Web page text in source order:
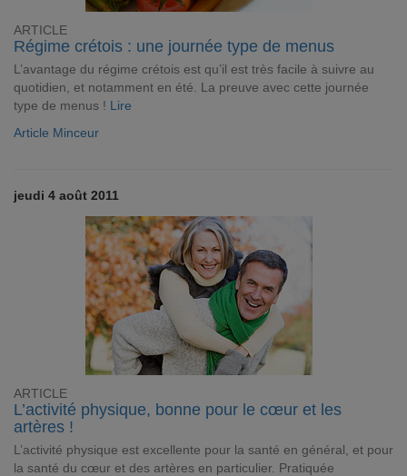
ARTICLE
Régime crétois : une journée type de menus
L’avantage du régime crétois est qu’il est très facile à suivre au
quotidien, et notamment en été. La preuve avec cette journée
type de menus ! Lire
Article Minceur
jeudi 4 août 2011
ARTICLE
L’activité physique, bonne pour le cœur et les
artères !
L’activité physique est excellente pour la santé en général, et pour
la santé du cœur et des artères en particulier. Pratiquée